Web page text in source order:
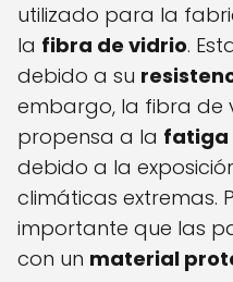
utilizado para la
la fibra de vidrio.
debido a su
embargo, la fibra de
propensa a la fatiga
debido a la
climáticas extremas.
importante que las
con un material